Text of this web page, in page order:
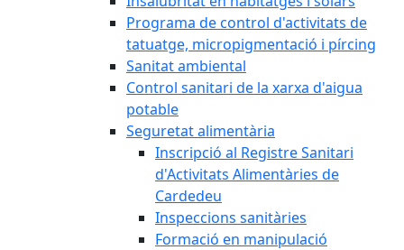
Programa de control d'activitats de
tatuatge, micropigmentació i pírcing
Sanitat ambiental
Control sanitari de la xarxa d'aigua
potable
Seguretat alimentària
Inscripció al Registre Sanitari
d'Activitats Alimentàries de
Cardedeu
Inspeccions sanitàries
Formació en manipulació